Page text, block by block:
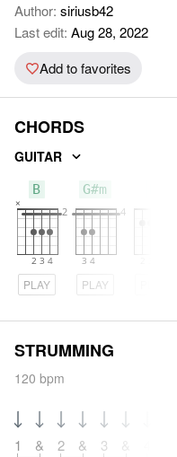
Author: siriusb42
Last edit: Aug 28, 2022
Add to favorites
CHORDS
GUITAR
B
PLAY
G#m
PLAY
STRUMMING
120 bpm
1 & 2 & 3